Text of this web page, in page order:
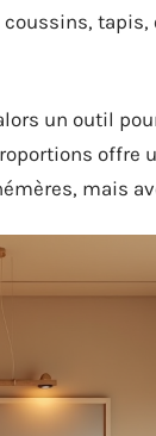
un outil
offre
mais